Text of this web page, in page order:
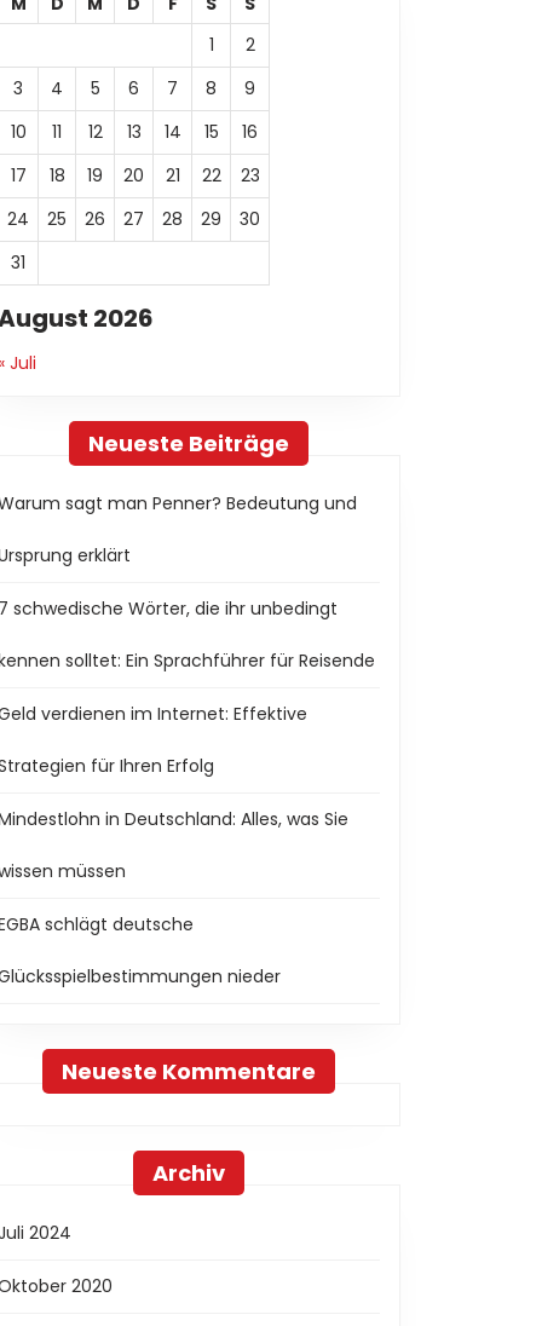
2026
1
2
3
4 5 6 7 8
9
10
11 12 13 14 15
16
17
18 19 20 21 22
23
24
25 26 27 28 29
30
31
Juli
Neueste Beiträge
sagt man Penner? Bedeutung und
erklärt
7 schwedische Wörter, die ihr unbedingt
solltet: Ein Sprachführer für Reisende
verdienen im Internet: Effektive
für Ihren Erfolg
in Deutschland: Alles, was Sie
müssen
schlägt deutsche
nieder
Neueste Kommentare
Archiv
2024
2020